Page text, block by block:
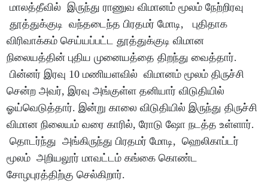
மாலத்தீவில் இருந்து ராணுவ விமானம் மூலம் நேற்றிரவு
தூத்துக்குடி வந்தடைந்த பிரதமர் மோடி, புதிதாக
விரிவாக்கம் செய்யப்பட்ட தூத்துக்குடி விமான
நிலையத்தின் புதிய முனையத்தை திறந்து வைத்தார்.
பின்னர் இரவு 10 மணியளவில் விமானம் மூலம் திருச்சி
சென்ற அவர், இரவு அங்குள்ள தனியார் விடுதியில்
ஓய்வெடுத்தார். இன்று காலை விடுதியில் இருந்து திருச்சி
விமான நிலையம் வரை காரில், ரோடு ஷோ நடத்த உள்ளார்.
தொடர்ந்து அங்கிருந்து பிரதமர் மோடி, ஹெலிகாப்டர்
மூலம் அறியலூர் மாவட்டம் கங்கை கொண்ட
சோழபுரத்திற்கு செல்கிறார்.